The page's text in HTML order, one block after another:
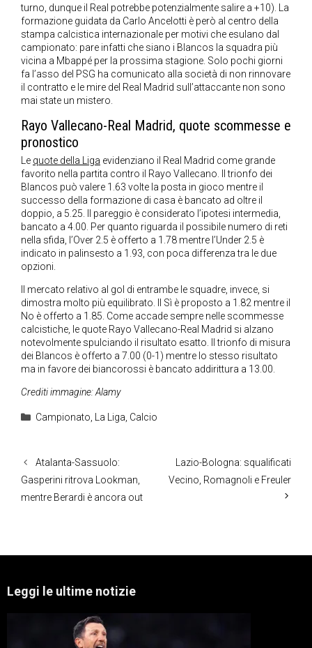
turno, dunque il Real potrebbe potenzialmente salire a +10). La
formazione guidata da Carlo Ancelotti è però al centro della
stampa calcistica internazionale per motivi che esulano dal
campionato: pare infatti che siano i Blancos la squadra più
vicina a Mbappé per la prossima stagione. Solo pochi giorni
fa l’asso del PSG ha comunicato alla società di non rinnovare
il contratto e le mire del Real Madrid sull’attaccante non sono
mai state un mistero.
Rayo Vallecano-Real Madrid, quote scommesse e
pronostico
Le quote della Liga evidenziano il Real Madrid come grande
favorito nella partita contro il Rayo Vallecano. Il trionfo dei
Blancos può valere 1.63 volte la posta in gioco mentre il
successo della formazione di casa è bancato ad oltre il
doppio, a 5.25. Il pareggio è considerato l’ipotesi intermedia,
bancato a 4.00. Per quanto riguarda il possibile numero di reti
nella sfida, l’Over 2.5 è offerto a 1.78 mentre l’Under 2.5 è
indicato in palinsesto a 1.93, con poca differenza tra le due
opzioni.
Il mercato relativo al gol di entrambe le squadre, invece, si
dimostra molto più equilibrato. Il Sì è proposto a 1.82 mentre il
No è offerto a 1.85. Come accade sempre nelle scommesse
calcistiche, le quote Rayo Vallecano-Real Madrid si alzano
notevolmente spulciando il risultato esatto. Il trionfo di misura
dei Blancos è offerto a 7.00 (0-1) mentre lo stesso risultato
ma in favore dei biancorossi è bancato addirittura a 13.00.
Crediti immagine: Alamy
Categorie
Campionato, La Liga, Calcio
Atalanta-Sassuolo:
Gasperini ritrova Lookman,
mentre Berardi è ancora out
Lazio-Bologna: squalificati
Vecino, Romagnoli e Freuler
Leggi le ultime notizie